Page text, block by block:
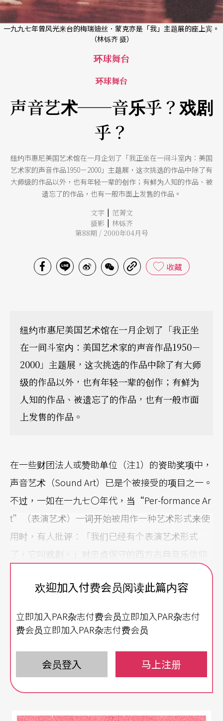
一九九七年曾风光来台的梅瑞迪丝．蒙克亦是「我」主题展的座上宾。
（林铄齐 摄）
环球舞台
环球舞台
声音艺术──音乐乎？戏剧
乎？
纽约市惠尼美国艺术馆在一月企划了「我正坐在一间斗室内：美国
艺术家的声音作品1950－2000」主题展，这次挑选的作品中除了有
大师级的作品以外，也有年轻一辈的创作；有鲜为人知的作品、被
遗忘了的作品，也有一般市面上发售的作品。
文字 | 范菁文
摄影 | 林铄齐
第88期 / 2000年04月号
收藏
纽约市惠尼美国艺术馆在一月企划了「我正坐
在一间斗室内：美国艺术家的声音作品1950－
2000」主题展，这次挑选的作品中除了有大师
级的作品以外，也有年轻一辈的创作；有鲜为
人知的作品、被遗忘了的作品，也有一般市面
上发售的作品。
在一些财团法人或赞助单位（注1）的资助奖项中，
声音艺术（Sound Art）已是个被接受的项目之一。
不过，一如在一九七〇年代，当“Per-formance Ar
t”（表演艺术）一词开始被用作一种艺术形式来使
用时，有人批评：「我们已经有个表演艺术形式
了，它叫戏剧。」对忠贞保守的西方古典音乐信仰
者来说，「声音艺术」同样地也被讥讽为套在奇形
怪样音乐头上的光环。对非主流的前卫艺术工作者
以回顾前半世纪美国艺术家的作品为主题，纽约市
惠尼美国艺术馆（Whitney Museum of American A
rt）在一月十一日至一月十六日，企画「我正坐在
一间斗室内：美国艺术家的声音作品1950－2000」
欢迎加入付费会员阅读此篇内容
立即加入PAR杂志付费会员立即加入PAR杂志付
费会员立即加入PAR杂志付费会员
会员登入 马上注册